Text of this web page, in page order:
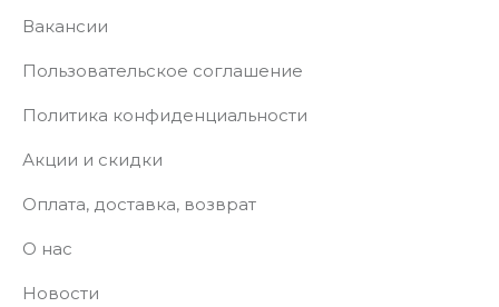
Вакансии
Пользовательское соглашение
Политика конфиденциальности
Акции и скидки
Оплата, доставка, возврат
О нас
Новости